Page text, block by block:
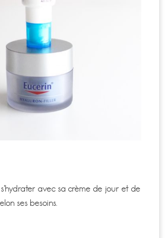
avec sa crème de jour et de
ses besoins.